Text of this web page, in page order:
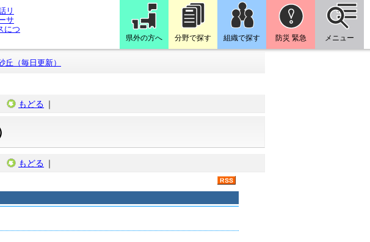
県外の方へ 分野で探す 組織で探す 防災 緊急 メニュー
丘（毎日更新）
もどる ｜
もどる ｜